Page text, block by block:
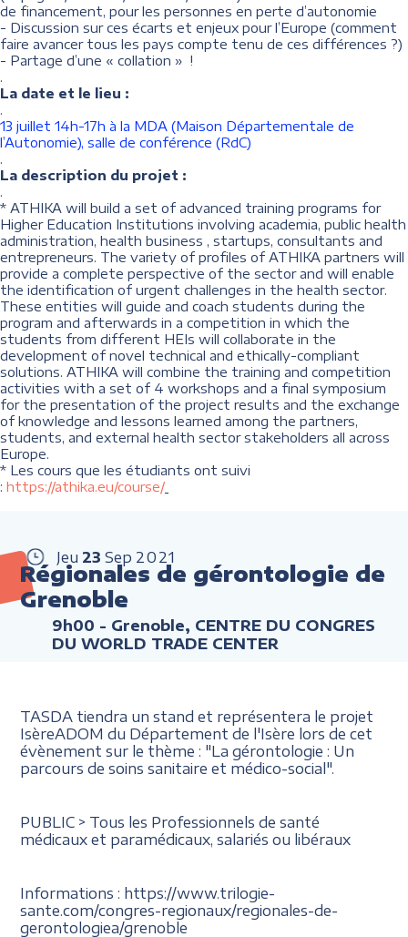
de financement, pour les personnes en perte d’autonomie
- Discussion sur ces écarts et enjeux pour l’Europe (comment
faire avancer tous les pays compte tenu de ces différences ?)
- Partage d’une « collation » !
.
La date et le lieu :
.
13 juillet 14h-17h à la MDA (Maison Départementale de
l’Autonomie), salle de conférence (RdC)
.
La description du projet :
.
* ATHIKA will build a set of advanced training programs for
Higher Education Institutions involving academia, public health
administration, health business , startups, consultants and
entrepreneurs. The variety of profiles of ATHIKA partners will
provide a complete perspective of the sector and will enable
the identification of urgent challenges in the health sector.
These entities will guide and coach students during the
program and afterwards in a competition in which the
students from different HEIs will collaborate in the
development of novel technical and ethically-compliant
solutions. ATHIKA will combine the training and competition
activities with a set of 4 workshops and a final symposium
for the presentation of the project results and the exchange
of knowledge and lessons learned among the partners,
students, and external health sector stakeholders all across
Europe.
* Les cours que les étudiants ont suivi
: https://athika.eu/course/
Jeu 23 Sep 2021
Régionales de gérontologie de
Grenoble
9h00 - Grenoble, CENTRE DU CONGRES
DU WORLD TRADE CENTER
TASDA tiendra un stand et représentera le projet
IsèreADOM du Département de l'Isère lors de cet
évènement sur le thème : "La gérontologie : Un
parcours de soins sanitaire et médico-social".
PUBLIC > Tous les Professionnels de santé
médicaux et paramédicaux, salariés ou libéraux
Informations : https://www.trilogie-
sante.com/congres-regionaux/regionales-de-
gerontologiea/grenoble